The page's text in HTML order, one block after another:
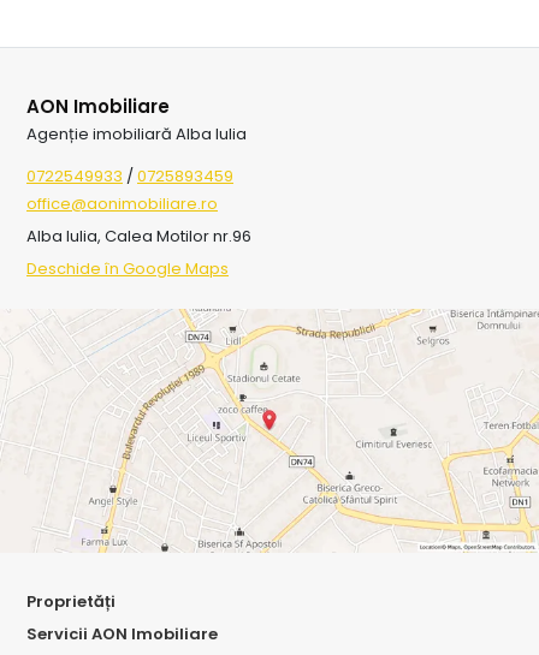
AON Imobiliare
Agenție imobiliară Alba Iulia
0722549933 / 0725893459
office@aonimobiliare.ro
Alba Iulia, Calea Motilor nr.96
Deschide în Google Maps
Proprietăți
Servicii AON Imobiliare